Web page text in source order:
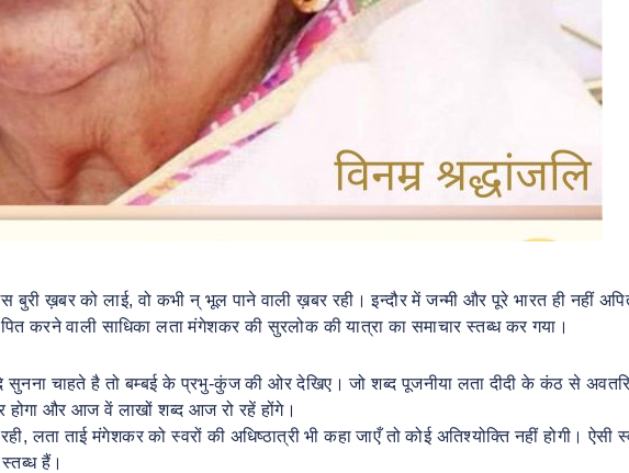
बुरी ख़बर को लाई, वो कभी न् भूल पाने वाली ख़बर रही। इन्दौर में जन्मी और पूरे भारत ही नहीं
करने वाली साधिका लता मंगेशकर की सुरलोक की यात्रा का समाचार स्तब्ध कर गया।
सुनना चाहते है तो बम्बई के प्रभु-कुंज की ओर देखिए। जो शब्द पूजनीया लता दीदी के कंठ से
होगा और आज वें लाखों शब्द आज रो रहें होंगे।
लता ताई मंगेशकर को स्वरों की अधिष्ठात्री भी कहा जाएँ तो कोई अतिश्योक्ति नहीं होगी। ऐसी
हैं।